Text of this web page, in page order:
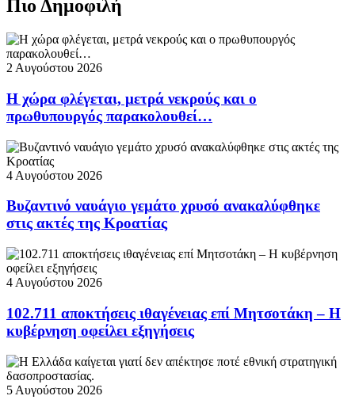
Πιο Δημοφιλή
2 Αυγούστου 2026
Η χώρα φλέγεται, μετρά νεκρούς και ο
πρωθυπουργός παρακολουθεί…
4 Αυγούστου 2026
Βυζαντινό ναυάγιο γεμάτο χρυσό ανακαλύφθηκε
στις ακτές της Κροατίας
4 Αυγούστου 2026
102.711 αποκτήσεις ιθαγένειας επί Μητσοτάκη – Η
κυβέρνηση οφείλει εξηγήσεις
5 Αυγούστου 2026